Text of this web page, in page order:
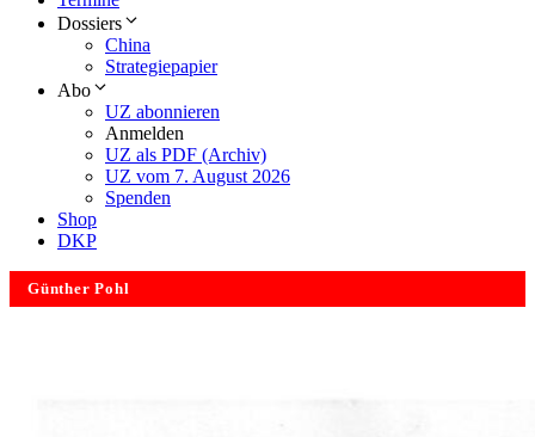
Dossiers
China
Strategiepapier
Abo
UZ abonnieren
Anmelden
UZ als PDF (Archiv)
UZ vom 7. August 2026
Spenden
Shop
DKP
Günther Pohl